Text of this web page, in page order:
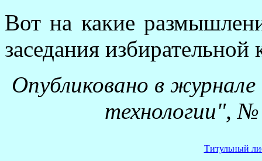
Вот на какие
заседания избирательной
Опубликовано в
технологии",
Титульный